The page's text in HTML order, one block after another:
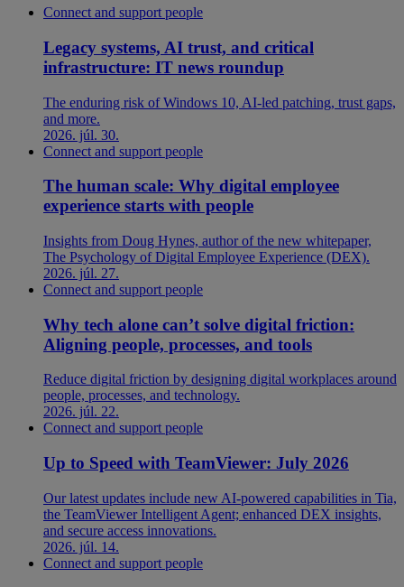
Connect and support people
Legacy systems, AI trust, and critical
infrastructure: IT news roundup
The enduring risk of Windows 10, AI-led patching, trust gaps,
and more.
2026. júl. 30.
Connect and support people
The human scale: Why digital employee
experience starts with people
Insights from Doug Hynes, author of the new whitepaper,
The Psychology of Digital Employee Experience (DEX).
2026. júl. 27.
Connect and support people
Why tech alone can’t solve digital friction:
Aligning people, processes, and tools
Reduce digital friction by designing digital workplaces around
people, processes, and technology.
2026. júl. 22.
Connect and support people
Up to Speed with TeamViewer: July 2026
Our latest updates include new AI-powered capabilities in Tia,
the TeamViewer Intelligent Agent; enhanced DEX insights,
and secure access innovations.
2026. júl. 14.
Connect and support people